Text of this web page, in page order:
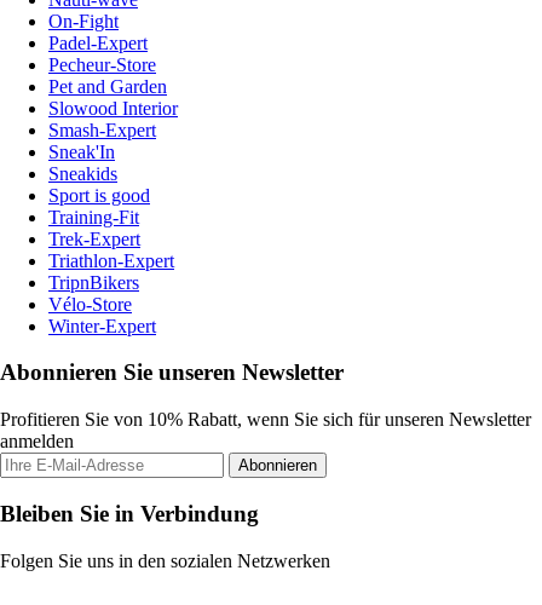
On-Fight
Padel-Expert
Pecheur-Store
Pet and Garden
Slowood Interior
Smash-Expert
Sneak'In
Sneakids
Sport is good
Training-Fit
Trek-Expert
Triathlon-Expert
TripnBikers
Vélo-Store
Winter-Expert
Abonnieren Sie unseren Newsletter
Profitieren Sie von 10% Rabatt, wenn Sie sich für unseren Newsletter
anmelden
Abonnieren
Bleiben Sie in Verbindung
Folgen Sie uns in den sozialen Netzwerken